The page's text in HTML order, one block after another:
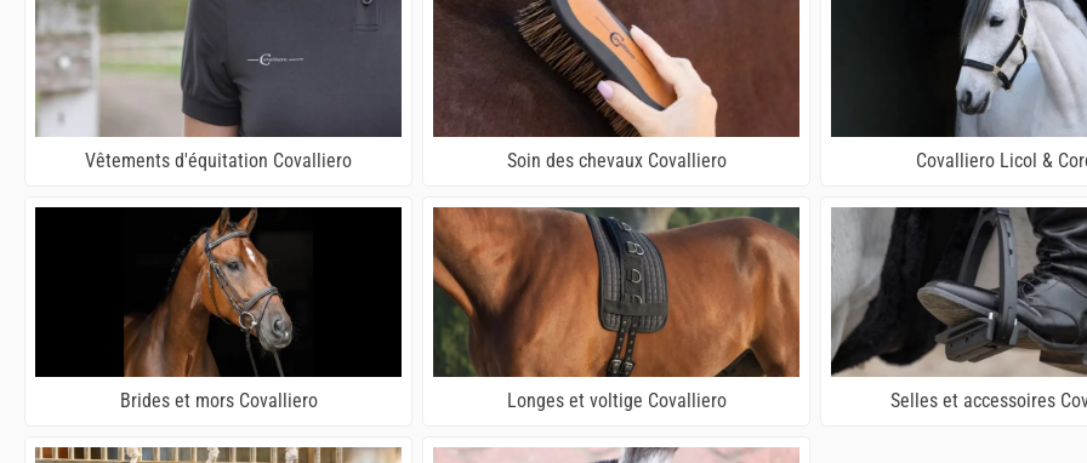
Vêtements d'équitation Covalliero Soin des chevaux Covalliero Covalliero Licol &
Brides et mors Covalliero Longes et voltige Covalliero Selles et accessoires